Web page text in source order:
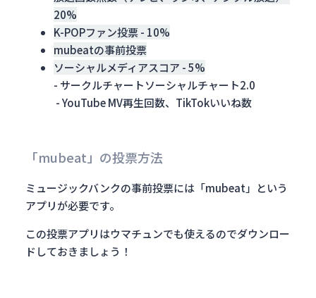
20%
K-POPファン投票 - 10%
mubeatの事前投票
ソーシャルメディアスコア - 5%
- サークルチャートソーシャルチャート2.0
- YouTube MV再生回数、TikTokいいね数
「mubeat」の投票方法
ミュージックバンクの事前投票には「mubeat」という
アプリが必要です。
この投票アプリはウマチュンでも使えるのでダウンロー
ドしておきましょう！